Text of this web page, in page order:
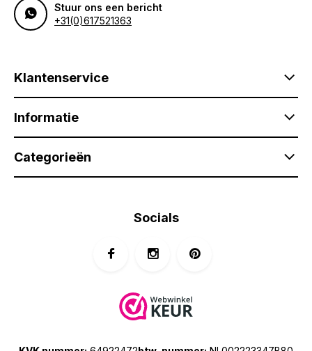
Stuur ons een bericht
+31(0)617521363
Klantenservice
Informatie
Categorieën
Socials